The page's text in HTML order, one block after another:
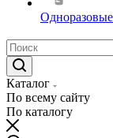
Каталог
По всему сайту
По каталогу